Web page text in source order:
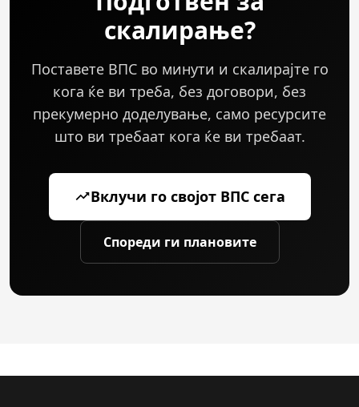
се оптоварувањето на процесорот, меморискиот
притисок или стапките на барање.
скалирање?
Поставете ВПС во минути и скалирајте го
кога ќе ви треба, без договори, без
прекумерно доделување, само ресурсите
што ви требаат кога ќе ви требаат.
Вклучи го својот ВПС сега
Спореди ги плановите